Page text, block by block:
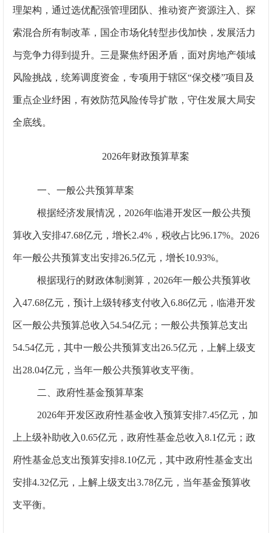
理架构，通过选优配强管理团队、推动资产资源注入、探
索混合所有制改革，国企市场化转型步伐加快，发展活力
与竞争力得到提升。三是聚焦纾困矛盾，面对房地产领域
风险挑战，统筹调度资金，专项用于辖区“保交楼”项目及
重点企业纾困，有效防范风险传导扩散，守住发展大局安
全底线。
2026年财政预算草案
一、一般公共预算草案
根据经济发展情况，2026年临港开发区一般公共预
算收入安排47.68亿元，增长2.4%，税收占比96.17%。2026
年一般公共预算支出安排26.5亿元，增长10.93%。
根据现行的财政体制测算，2026年一般公共预算收
入47.68亿元，预计上级转移支付收入6.86亿元，临港开发
区一般公共预算总收入54.54亿元；一般公共预算总支出
54.54亿元，其中一般公共预算支出26.5亿元，上解上级支
出28.04亿元，当年一般公共预算收支平衡。
二、政府性基金预算草案
2026年开发区政府性基金收入预算安排7.45亿元，加
上上级补助收入0.65亿元，政府性基金总收入8.1亿元；政
府性基金总支出预算安排8.10亿元，其中政府性基金支出
安排4.32亿元，上解上级支出3.78亿元，当年基金预算收
支平衡。